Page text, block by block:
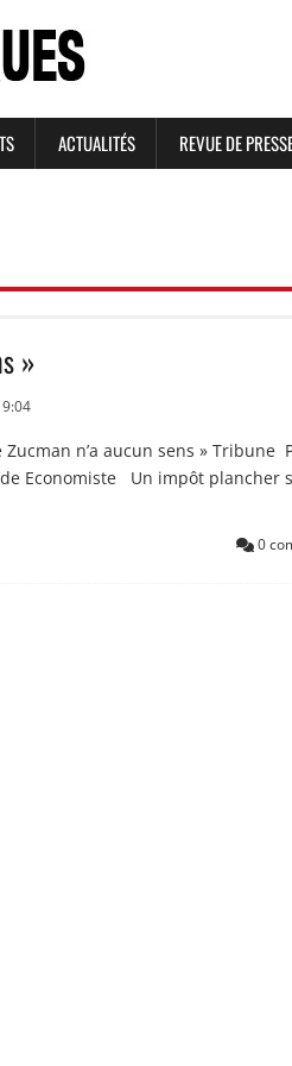
ACTUALITÉS REVUE DE
»
Zucman n’a aucun sens » Tribune
Economiste Un impôt plancher
0